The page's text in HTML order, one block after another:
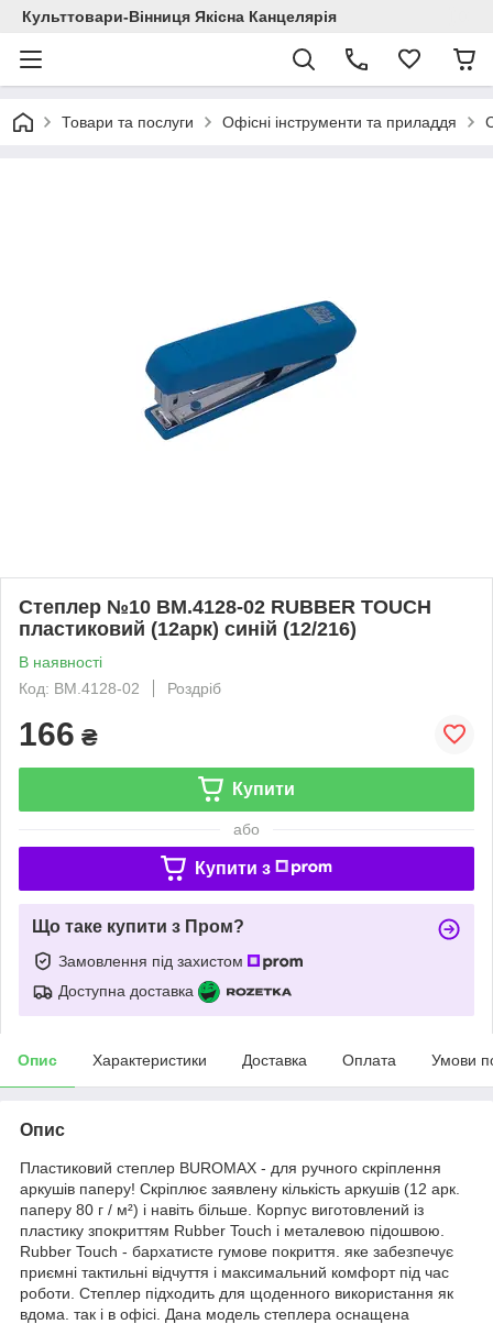
Культтовари-Вінниця Якісна Канцелярія
Товари та послуги Офісні інструменти та приладдя
Степлер №10 BM.4128-02 RUBBER TOUCH
пластиковий (12арк) синій (12/216)
В наявності
Код: BM.4128-02
Роздріб
166 ₴
Купити
або
Купити з
Що таке купити з Пром?
Замовлення під захистом
Доступна доставка
Опис Характеристики Доставка Оплата Умови
Опис
Пластиковий степлер BUROMAX - для ручного скріплення
аркушів паперу! Скріплює заявлену кількість аркушів (12 арк.
паперу 80 г / м²) і навіть більше. Корпус виготовлений із
пластику зпокриттям Rubber Touch і металевою підошвою.
Rubber Touch - бархатисте гумове покриття. яке забезпечує
приємні тактильні відчуття і максимальний комфорт під час
роботи. Степлер підходить для щоденного використання як
вдома. так і в офісі. Дана модель степлера оснащена